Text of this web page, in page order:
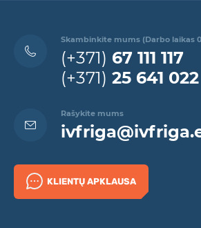
Skambinkite mums (Darbo laikas
(+371) 67 111 117
(+371) 25 641 022
Rašykite mums
KLIENTŲ APKLAUSA